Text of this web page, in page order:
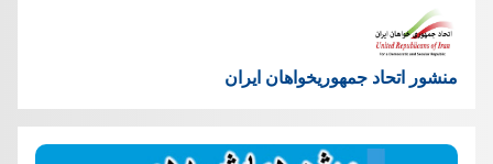
منشور اتحاد جمهوریخواهان ایران